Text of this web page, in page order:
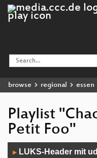
browse regional essen
Playlist
Petit Foo"
Player
▶ LUKS-Header mit